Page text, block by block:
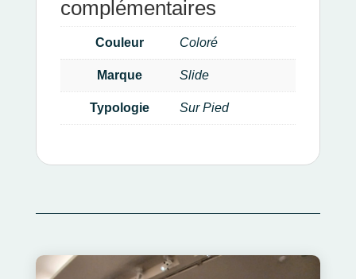
complémentaires
Couleur Coloré
Marque Slide
Typologie Sur Pied